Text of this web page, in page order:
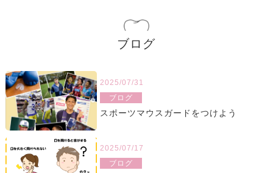
ブログ
2025/07/31
ブログ
スポーツマウスガードをつけよう
2025/07/17
ブログ